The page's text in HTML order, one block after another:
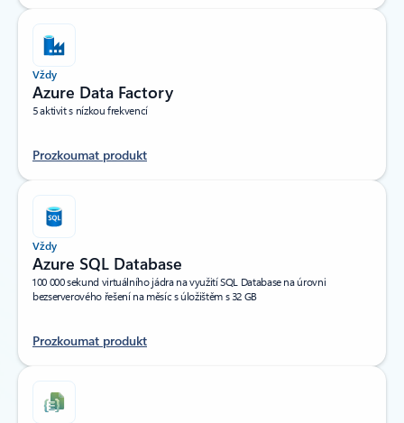
Vždy
Azure Data Factory
5 aktivit s nízkou frekvencí
Prozkoumat produkt
Vždy
Azure SQL Database
100 000 sekund virtuálního jádra na využití SQL Database na úrovni
bezserverového řešení na měsíc s úložištěm s 32 GB
Prozkoumat produkt